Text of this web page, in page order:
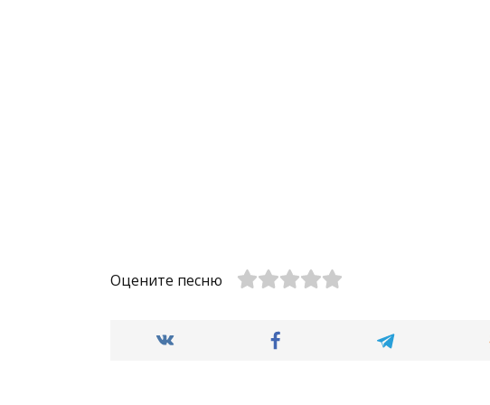
Оцените песню